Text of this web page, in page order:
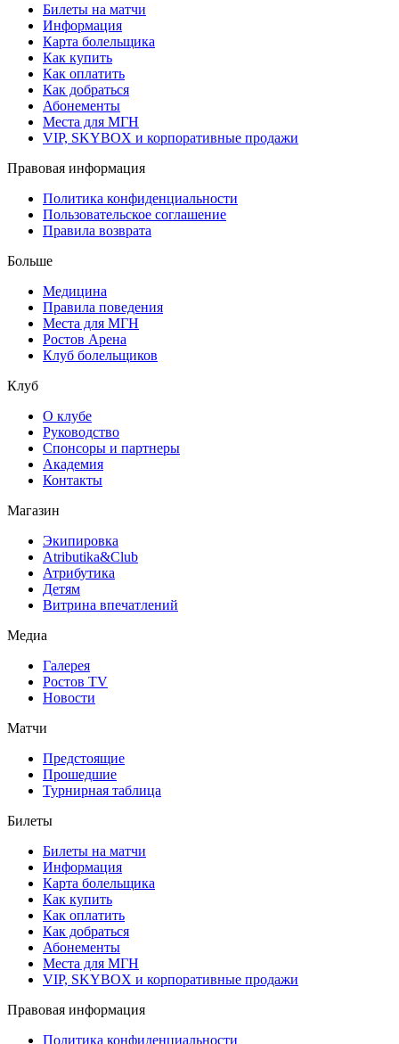
Билеты на матчи
Информация
Карта болельщика
Как купить
Как оплатить
Как добраться
Абонементы
Места для МГН
VIP, SKYBOX и корпоративные продажи
Правовая информация
Политика конфиденциальности
Пользовательское соглашение
Правила возврата
Больше
Медицина
Правила поведения
Места для МГН
Ростов Арена
Клуб болельщиков
Клуб
О клубе
Руководство
Спонсоры и партнеры
Академия
Контакты
Магазин
Экипировка
Atributika&Club
Атрибутика
Детям
Витрина впечатлений
Медиа
Галерея
Ростов TV
Новости
Матчи
Предстоящие
Прошедшие
Турнирная таблица
Билеты
Билеты на матчи
Информация
Карта болельщика
Как купить
Как оплатить
Как добраться
Абонементы
Места для МГН
VIP, SKYBOX и корпоративные продажи
Правовая информация
Политика конфиденциальности